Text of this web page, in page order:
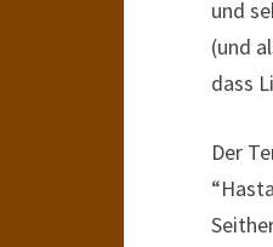
und
(und
dass
Der